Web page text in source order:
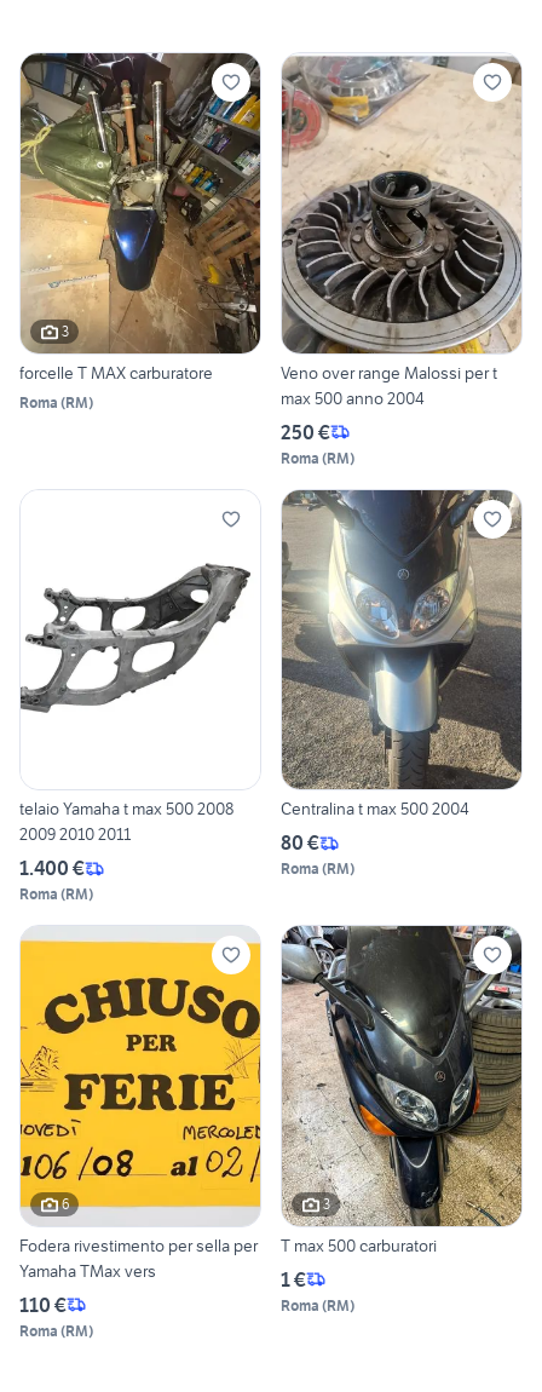
3
forcelle T MAX carburatore
Roma (RM)
Veno over range Malossi per t
max 500 anno 2004
250 €
Roma (RM)
telaio Yamaha t max 500 2008
2009 2010 2011
1.400 €
Roma (RM)
Centralina t max 500 2004
80 €
Roma (RM)
6
Fodera rivestimento per sella per
Yamaha TMax vers
110 €
Roma (RM)
3
T max 500 carburatori
1 €
Roma (RM)